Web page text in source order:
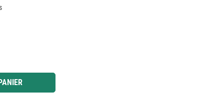
boutons pour augmenter ou diminuer la quantité.